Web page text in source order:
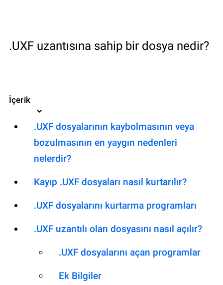
.UXF uzantısına sahip bir dosya nedir?
İçerik
.UXF dosyalarının kaybolmasının veya
bozulmasının en yaygın nedenleri
nelerdir?
Kayıp .UXF dosyaları nasıl kurtarılır?
.UXF dosyalarını kurtarma programları
.UXF uzantılı olan dosyasını nasıl açılır?
.UXF dosyalarını açan programlar
Ek Bilgiler